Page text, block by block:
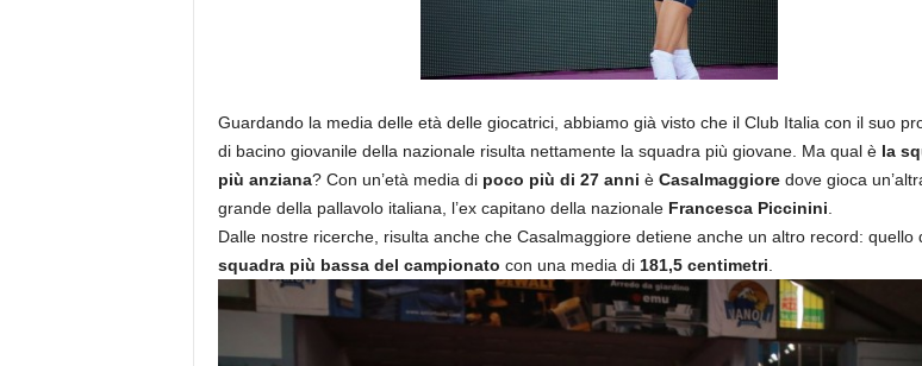
Guardando la media delle età delle giocatrici, abbiamo già visto che il Club Italia con il suo
di bacino giovanile della nazionale risulta nettamente la squadra più giovane. Ma qual è la
più anziana? Con un’età media di poco più di 27 anni è Casalmaggioredove gioca
grande della pallavolo italiana, l’ex capitano della nazionale Francesca Piccinini.
Dalle nostre ricerche, risulta anche che Casalmaggiore detiene anche un altro record: quello
squadra più bassa del campionato con una media di 181,5 centimetri.